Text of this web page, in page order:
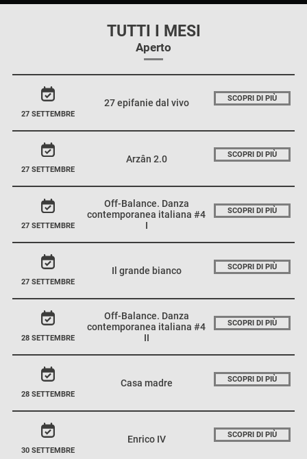
TUTTI I MESI
Aperto
27 SETTEMBRE
27 epifanie dal vivo SCOPRI DI PIÙ
27 SETTEMBRE
Arzân 2.0 SCOPRI DI PIÙ
27 SETTEMBRE
Off-Balance. Danza
contemporanea italiana #4
I
SCOPRI DI PIÙ
27 SETTEMBRE
Il grande bianco SCOPRI DI PIÙ
28 SETTEMBRE
Off-Balance. Danza
contemporanea italiana #4
II
SCOPRI DI PIÙ
28 SETTEMBRE
Casa madre SCOPRI DI PIÙ
30 SETTEMBRE
Enrico IV SCOPRI DI PIÙ